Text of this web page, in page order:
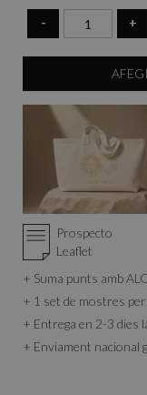
- +
Prospecto
Leaflet
+ Suma punts amb
+ 1 set de mostres
+ Entrega en 2-3 dies
+ Enviament nacional